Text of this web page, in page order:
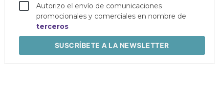
Autorizo el envío de comunicaciones
promocionales y comerciales en nombre de
terceros
SUSCRÍBETEA LA NEWSLETTER